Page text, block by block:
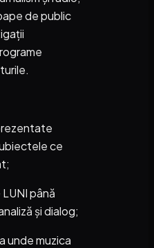
de public
ce
LUNI până
și dialog;
unde muzica